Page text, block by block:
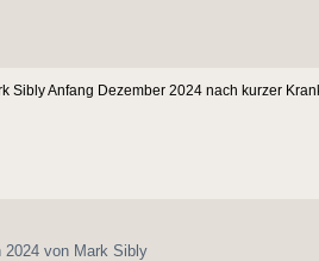
Sibly Anfang Dezember 2024 nach kurzer
2024 von Mark Sibly